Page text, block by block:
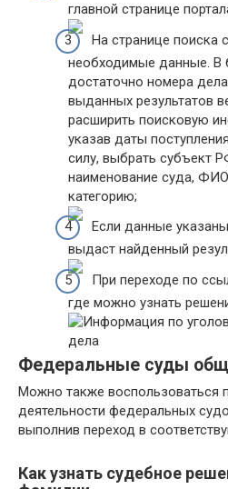
главной странице
На странице поиска
необходимые данные. В
достаточно номера
выданных результатов
расширить поисковую
указав даты
силу, выбрать субъект
наименование суда,
категорию;
Если данные
выдаст найденный
При переходе по
где можно узнать
Федеральные суды
Можно также воспользоваться
деятельности федеральных
выполнив переход в
Как узнать судебное